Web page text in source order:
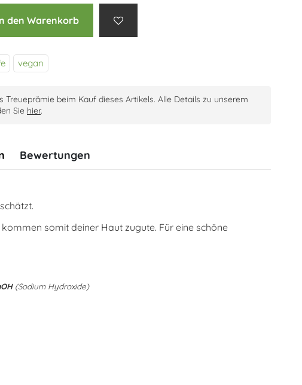
den Warenkorb
vegan
Treueprämie beim Kauf dieses Artikels. Alle Details zu unserem
Sie hier.
Bewertungen
somit deiner Haut zugute. Für eine schöne
(Sodium Hydroxide)